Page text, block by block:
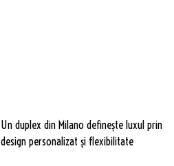
Un duplex din Milano definește luxul prin
design personalizat și flexibilitate